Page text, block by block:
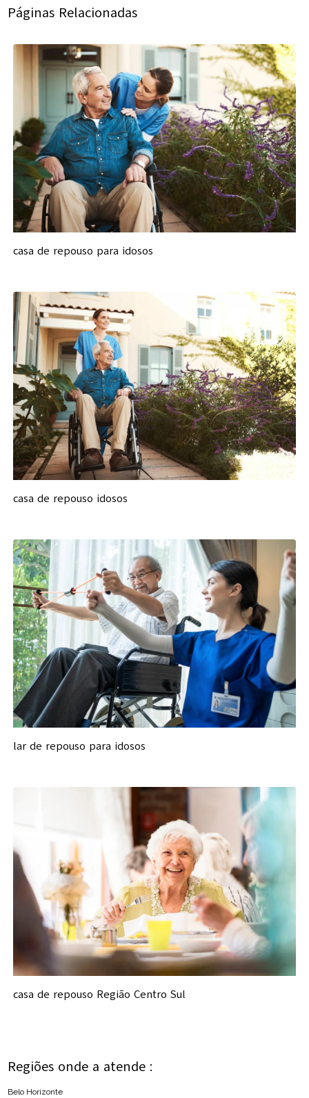
Páginas Relacionadas
casa de repouso para idosos
casa de repouso idosos
lar de repouso para idosos
casa de repouso Região Centro Sul
Regiões onde a atende :
Belo Horizonte